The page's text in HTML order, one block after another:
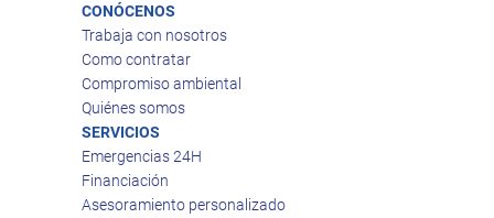
CONÓCENOS
Trabaja con nosotros
Como contratar
Compromiso ambiental
Quiénes somos
SERVICIOS
Emergencias 24H
Financiación
Asesoramiento personalizado